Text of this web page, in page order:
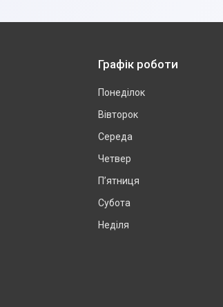
Графік роботи
Понеділок
Вівторок
Середа
Четвер
Пʼятниця
Субота
Неділя